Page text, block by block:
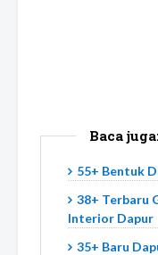
Baca
55+ Bentuk
38+ Terbaru
Interior Dapur
35+ Baru